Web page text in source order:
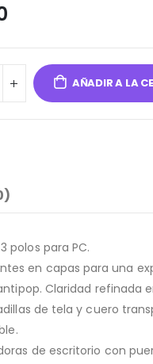
AÑADIR A LA
polos para PC.
en capas para una
Claridad refinada
de tela y cuero
de escritorio con